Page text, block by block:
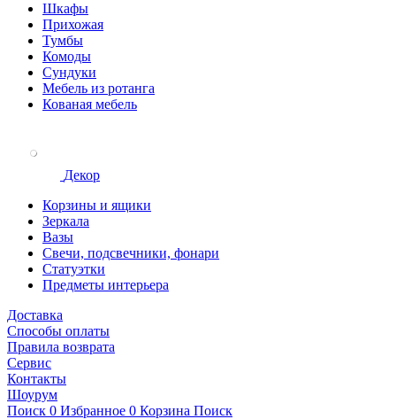
Шкафы
Прихожая
Тумбы
Комоды
Сундуки
Мебель из ротанга
Кованая мебель
Декор
Корзины и ящики
Зеркала
Вазы
Свечи, подсвечники, фонари
Статуэтки
Предметы интерьера
Доставка
Способы оплаты
Правила возврата
Сервис
Контакты
Шоурум
Поиск 0 Избранное 0 Корзина Поиск